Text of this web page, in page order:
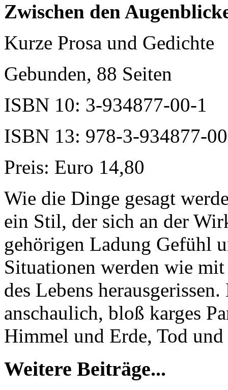
Zwischen den
Kurze Prosa und Gedichte
Gebunden, 88 Seiten
ISBN 10: 3-934877-00-1
ISBN 13: 978-3-934877-
Preis: Euro 14,80
Wie die Dinge gesagt
ein Stil, der sich an der
gehörigen Ladung Gefühl
Situationen werden wie
des Lebens
anschaulich, bloß karges
Himmel und Erde, Tod
Weitere Beiträge...